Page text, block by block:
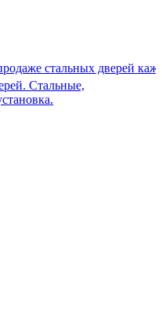
стальных дверей каждый